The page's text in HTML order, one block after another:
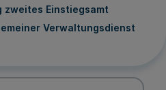
zweites Einstiegsamt
Verwaltungsdienst